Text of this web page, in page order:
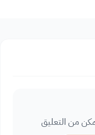
من التعليق